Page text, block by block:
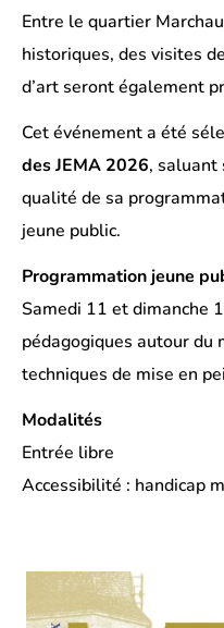
Entre le quartier
historiques, des visites
d’art seront également
Cet événement a été
des JEMA 2026, saluant
qualité de sa
jeune public.
Programmation jeune
Samedi 11 et dimanche
pédagogiques autour du
techniques de mise en
Modalités
Entrée libre
Accessibilité : handicap